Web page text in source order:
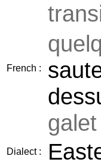
French :
Dialect :